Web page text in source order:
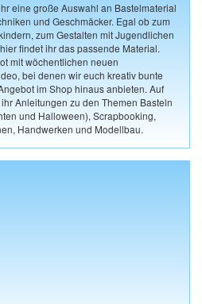
eine große Auswahl an Bastelmaterial
und Geschmäcker. Egal ob zum
zum Gestalten mit Jugendlichen
findet ihr das passende Material.
mit wöchentlichen neuen
bei denen wir euch kreativ bunte
im Shop hinaus anbieten. Auf
Anleitungen zu den Themen Basteln
und Halloween), Scrapbooking,
Handwerken und Modellbau.